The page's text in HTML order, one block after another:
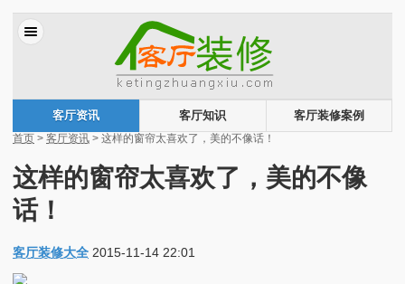
客厅资讯 客厅知识
客厅装修案例
首页 > 客厅资讯 > 这样的窗帘太喜欢了，美的不像话！
这样的窗帘太喜欢了，美的不像
话！
客厅装修大全 2015-11-14 22:01